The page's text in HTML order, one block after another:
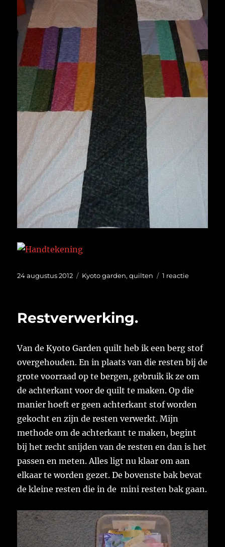
Geplaatst
24 augustus 2012 Categorieën
Kyoto garden,quilten 1 reactieop
Restverwerking.
Van de Kyoto Garden quilt heb ik een berg stof
overgehouden. En in plaats van die resten bij de
grote voorraad op te bergen, gebruik ik ze om
de achterkant voor de quilt te maken. Op die
manier hoeft er geen achterkant stof worden
gekocht en zijn de resten verwerkt. Mijn
methode om de achterkant te maken, begint
bij het recht snijden van de resten en dan is het
passen en meten. Alles ligt nu klaar om aan
elkaar te worden gezet. De bovenste bak bevat
de kleine resten die in de mini resten bak gaan.